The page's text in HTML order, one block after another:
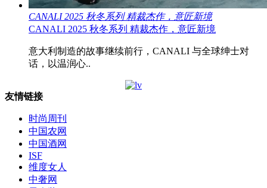
CANALI 2025 秋冬系列 精裁杰作，意匠新境
CANALI 2025 秋冬系列 精裁杰作，意匠新境
意大利制造的故事继续前行，CANALI 与全球绅士对
话，以温润心..
友情链接
时尚周刊
中国农网
中国酒网
ISF
维度女人
中奢网